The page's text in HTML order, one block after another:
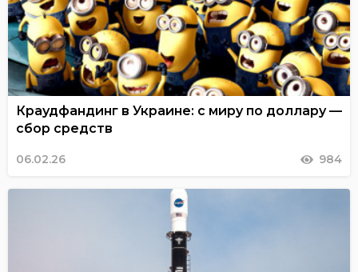
Краудфандинг в Украине: с миру по доллару —
сбор средств
06.02.26 984